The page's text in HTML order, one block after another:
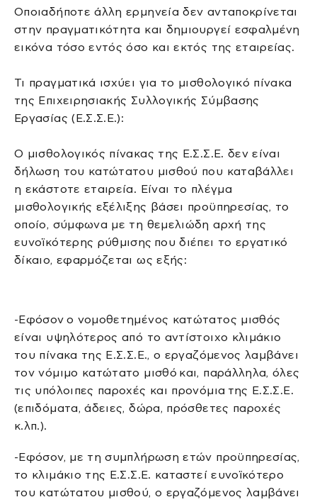
Οποιαδήποτε άλλη ερμηνεία δεν ανταποκρίνεται
στην πραγματικότητα και δημιουργεί εσφαλμένη
εικόνα τόσο εντός όσο και εκτός της εταιρείας.
Τι πραγματικά ισχύει για το μισθολογικό πίνακα
της Επιχειρησιακής Συλλογικής Σύμβασης
Εργασίας (Ε.Σ.Σ.Ε.):
Ο μισθολογικός πίνακας της Ε.Σ.Σ.Ε. δεν είναι
δήλωση του κατώτατου μισθού που καταβάλλει
η εκάστοτε εταιρεία. Είναι το πλέγμα
μισθολογικής εξέλιξης βάσει προϋπηρεσίας, το
οποίο, σύμφωνα με τη θεμελιώδη αρχή της
ευνοϊκότερης ρύθμισης που διέπει το εργατικό
δίκαιο, εφαρμόζεται ως εξής:
-Εφόσον ο νομοθετημένος κατώτατος μισθός
είναι υψηλότερος από το αντίστοιχο κλιμάκιο
του πίνακα της Ε.Σ.Σ.Ε., ο εργαζόμενος λαμβάνει
τον νόμιμο κατώτατο μισθό και, παράλληλα, όλες
τις υπόλοιπες παροχές και προνόμια της Ε.Σ.Σ.Ε.
(επιδόματα, άδειες, δώρα, πρόσθετες παροχές
κ.λπ.).
-Εφόσον, με τη συμπλήρωση ετών προϋπηρεσίας,
το κλιμάκιο της Ε.Σ.Σ.Ε. καταστεί ευνοϊκότερο
του κατώτατου μισθού, ο εργαζόμενος λαμβάνει